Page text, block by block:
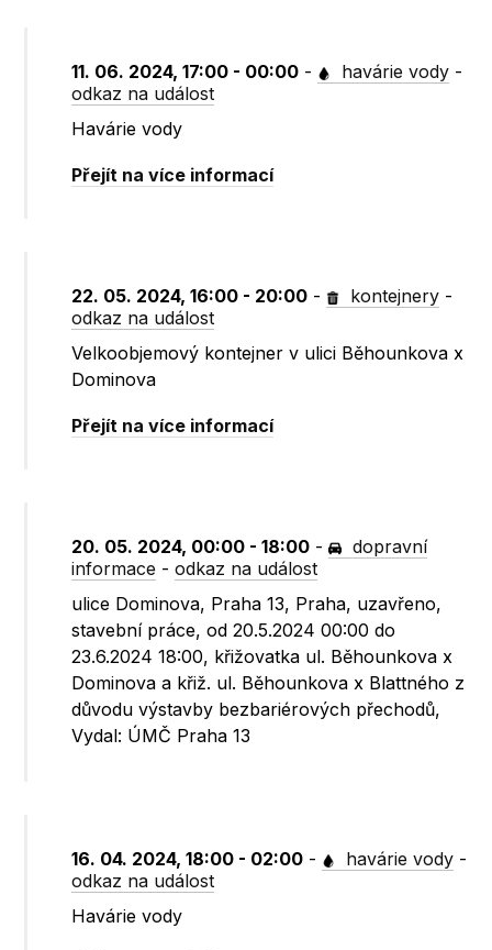
11. 06. 2024, 17:00 - 00:00 - havárie vody -
odkaz na událost
Havárie vody
Přejít na více informací
22. 05. 2024, 16:00 - 20:00 - kontejnery -
odkaz na událost
Velkoobjemový kontejner v ulici Běhounkova x
Dominova
Přejít na více informací
20. 05. 2024, 00:00 - 18:00 -
dopravní
informace -odkaz na událost
ulice Dominova, Praha 13, Praha, uzavřeno,
stavební práce, od 20.5.2024 00:00 do
23.6.2024 18:00, křižovatka ul. Běhounkova x
Dominova a křiž. ul. Běhounkova x Blattného z
důvodu výstavby bezbariérových přechodů,
Vydal: ÚMČ Praha 13
16. 04. 2024, 18:00 - 02:00 - havárie vody -
odkaz na událost
Havárie vody